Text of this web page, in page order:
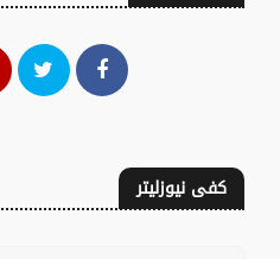
كفى نيوزليتر